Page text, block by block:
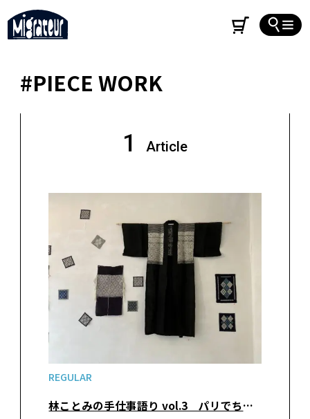
#PIECE WORK
1 Article
REGULAR
林ことみの手仕事語り vol.3 パリでちいさな刺し子展を開きました